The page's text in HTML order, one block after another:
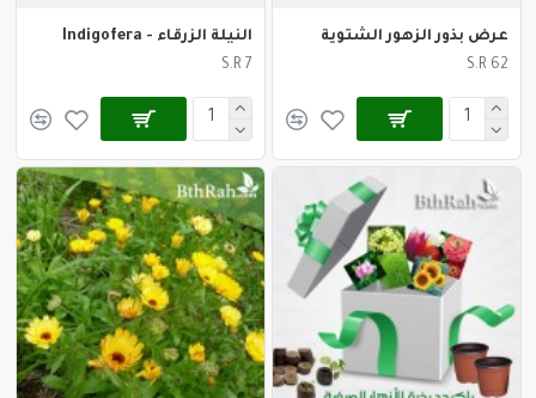
عرض بذور الزهور الشتوية
S.R 62
النيلة الزرقاء - Indigofera
S.R 7